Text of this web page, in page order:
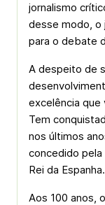
jornalismo
desse modo, o
para o debate
A despeito de
excelência que
Tem
nos últimos
concedido pela
Rei da Espanha.
Aos 100 anos,